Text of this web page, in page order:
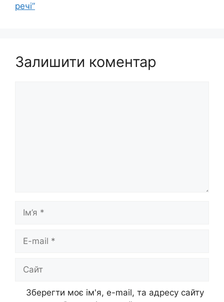
речі”
Залишити коментар
mail
Зберегти моє ім'я, e-mail, та адресу сайту